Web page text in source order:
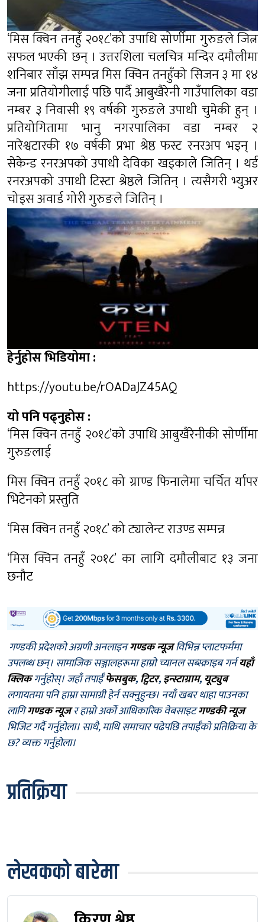
‘मिस क्विन तनहुँ २०१८’को उपाधि सोर्णीमा गुरुङले जित्न
सफल भएकी छन् । उत्तरशिला चलचित्र मन्दिर दमौलीमा
शनिबार साँझ सम्पन्न मिस क्विन तनहुँको सिजन ३ मा १४
जना प्रतियोगीलाई पछि पार्दै आबुखैरेनी गाउँपालिका वडा
नम्बर ३ निवासी १९ वर्षकी गुरुङले उपाधी चुमेकी हुन् ।
प्रतियोगितामा भानु नगरपालिका वडा नम्बर २
नारेश्वटारकी १७ वर्षकी प्रभा श्रेष्ठ फस्ट रनरअप भइन् ।
सेकेन्ड रनरअपको उपाधी देविका खड्काले जितिन् । थर्ड
रनरअपको उपाधी टिस्टा श्रेष्ठले जितिन् । त्यसैगरी भ्युअर
चोइस अवार्ड गोरी गुरुङले जितिन् ।
हेर्नुहोस भिडियोमा :
https://youtu.be/rOADaJZ45AQ
यो पनि पढ्नुहोस :
‘मिस क्विन तनहुँ २०१८’को उपाधि आबुखैरेनीकी सोर्णीमा
गुरुङलाई
मिस क्विन तनहुँ २०१८ को ग्राण्ड फिनालेमा चर्चित र्यापर
भिटेनको प्रस्तुति
‘मिस क्विन तनहुँ २०१८’ को ट्यालेन्ट राउण्ड सम्पन्न
‘मिस क्विन तनहुँ २०१८’ का लागि दमौलीबाट १३ जना
छनौट
गण्डकी प्रदेशको अग्रणी अनलाइनगण्डक न्यूजविभिन्न प्लाटफर्ममा
उपलब्ध छन्। सामाजिक सञ्जालहरूमा हाम्रो च्यानल सब्स्क्राइब गर्नयहाँ
क्लिकगर्नुहोस्। जहाँ तपाईँफेसबुक,ट्विटर,इन्स्टाग्राम, यूट्युब
लगायतमा पनि हाम्रा सामाग्री हेर्न सक्नुहुन्छ। नयाँ खबर थाहा पाउनका
लागिगण्डक न्यूजर हाम्रो अर्को आधिकारिक वेबसाइटगण्डकी न्यूज
भिजिट गर्दै गर्नुहोला। साथै, माथि समाचार पढेपछि तपाईँको प्रतिक्रिया के
छ? व्यक्त गर्नुहोला।
प्रतिक्रिया
लेखकको बारेमा